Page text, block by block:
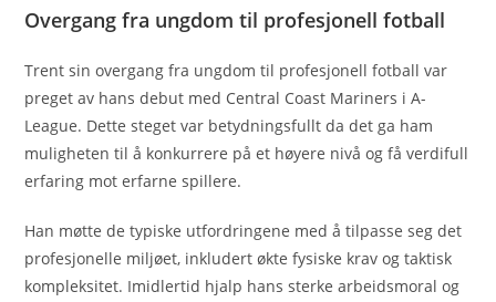
Overgang fra ungdom til profesjonell fotball
Trent sin overgang fra ungdom til profesjonell fotball var
preget av hans debut med Central Coast Mariners i A-
League. Dette steget var betydningsfullt da det ga ham
muligheten til å konkurrere på et høyere nivå og få verdifull
erfaring mot erfarne spillere.
Han møtte de typiske utfordringene med å tilpasse seg det
profesjonelle miljøet, inkludert økte fysiske krav og taktisk
kompleksitet. Imidlertid hjalp hans sterke arbeidsmoral og